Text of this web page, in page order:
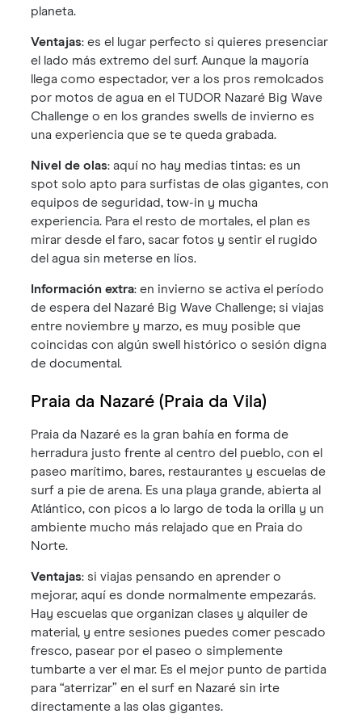
planeta.
Ventajas: es el lugar perfecto si quieres presenciar
el lado más extremo del surf. Aunque la mayoría
llega como espectador, ver a los pros remolcados
por motos de agua en el TUDOR Nazaré Big Wave
Challenge o en los grandes swells de invierno es
una experiencia que se te queda grabada.
Nivel de olas: aquí no hay medias tintas: es un
spot solo apto para surfistas de olas gigantes, con
equipos de seguridad, tow-in y mucha
experiencia. Para el resto de mortales, el plan es
mirar desde el faro, sacar fotos y sentir el rugido
del agua sin meterse en líos.
Información extra: en invierno se activa el período
de espera del Nazaré Big Wave Challenge; si viajas
entre noviembre y marzo, es muy posible que
coincidas con algún swell histórico o sesión digna
de documental.
Praia da Nazaré (Praia da Vila)
Praia da Nazaré es la gran bahía en forma de
herradura justo frente al centro del pueblo, con el
paseo marítimo, bares, restaurantes y escuelas de
surf a pie de arena. Es una playa grande, abierta al
Atlántico, con picos a lo largo de toda la orilla y un
ambiente mucho más relajado que en Praia do
Norte.
Ventajas: si viajas pensando en aprender o
mejorar, aquí es donde normalmente empezarás.
Hay escuelas que organizan clases y alquiler de
material, y entre sesiones puedes comer pescado
fresco, pasear por el paseo o simplemente
tumbarte a ver el mar. Es el mejor punto de partida
para “aterrizar” en el surf en Nazaré sin irte
directamente a las olas gigantes.